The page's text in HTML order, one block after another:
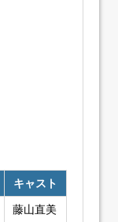
キャスト
藤山直美